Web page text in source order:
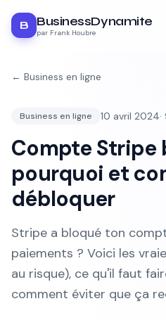
B BusinessDynamite
par Frank Houbre
← Business en ligne
Business en ligne 10 avril 2024·
Compte Stripe
pourquoi et
débloquer
Stripe a bloqué ton
paiements ? Voici les
au risque), ce qu'il faut
comment éviter que ça